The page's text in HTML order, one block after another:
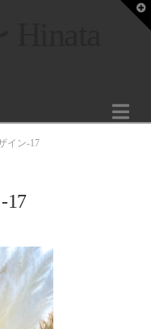
イン-17
17